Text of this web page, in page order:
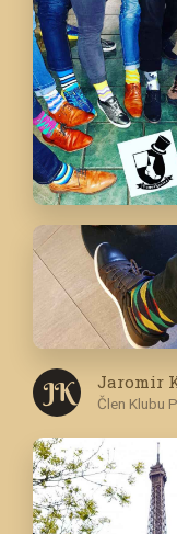
J K Jaromir
Člen Klubu